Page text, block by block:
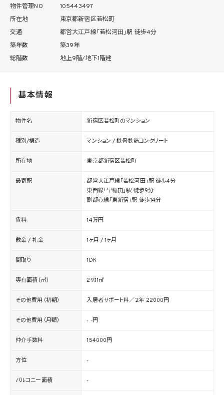
物件管理NO
105443497
所在地
東京都新宿区若松町
交通
都営大江戸線「若松河田」駅 徒歩4分
築年数
築39年
総階数
地上9階/地下1階建
基本情報
物件名 新宿区若松町のマンション
種別/構造 マンション / 鉄骨鉄筋コンクリート
所在地 東京都新宿区若松町
最寄駅
都営大江戸線「若松河田」駅 徒歩4分
東西線「早稲田」駅 徒歩9分
副都心線「東新宿」駅 徒歩14分
賃料 14万円
敷金 / 礼金 1ヶ月 / 1ヶ月
間取り 1DK
専有面積（㎡） 29.11㎡
その他費用（初期） 入居者サポート料／２年 22000円
その他費用（月額） - -円
仲介手数料 154000円
方位 -
バルコニー面積 -